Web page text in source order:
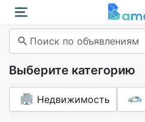
Поиск по объявлениям
Выберите категорию
Недвижимость